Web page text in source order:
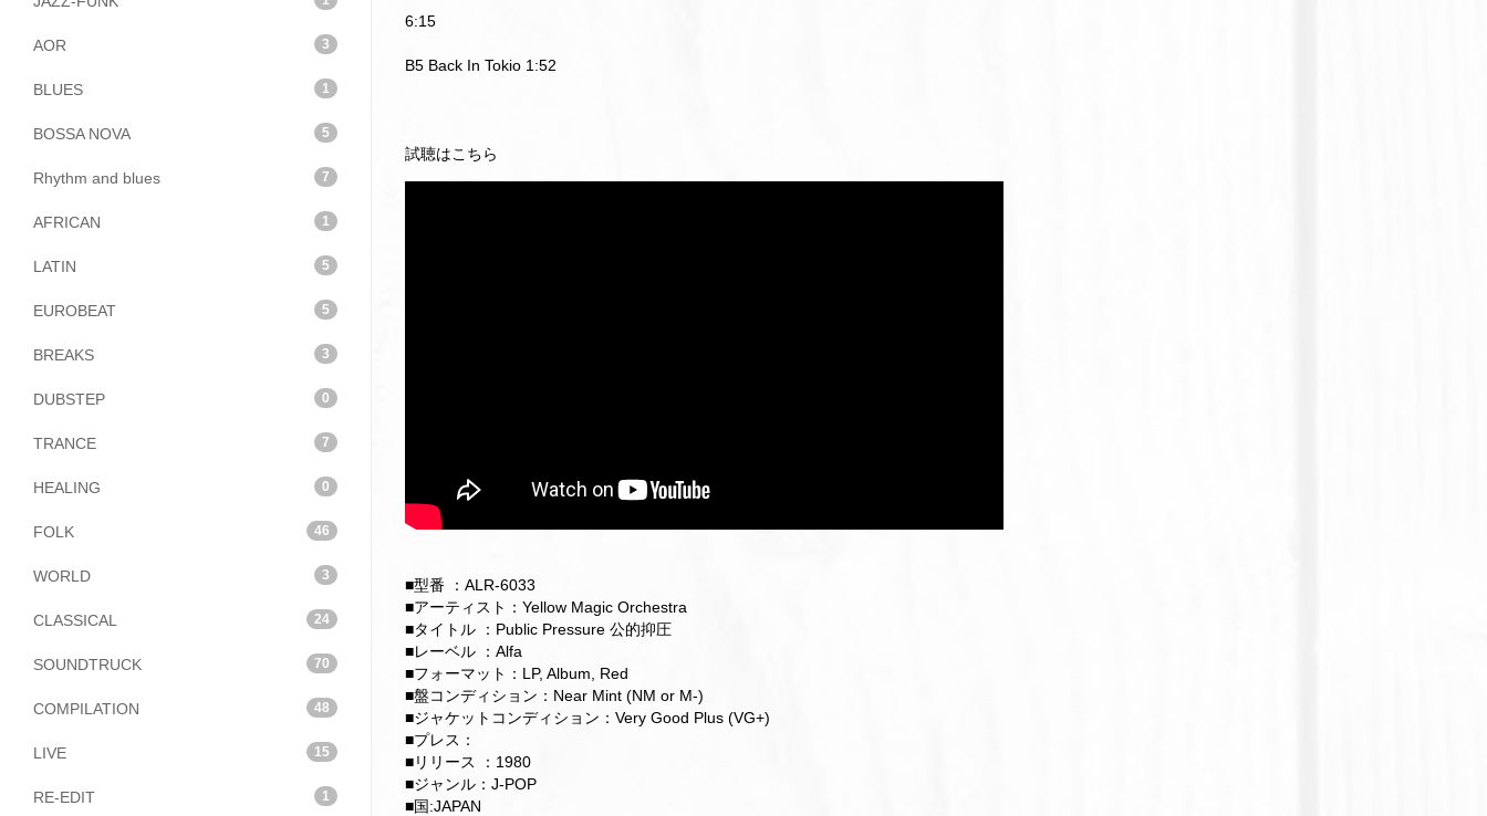
AOR 3
BLUES 1
BOSSA NOVA 5
Rhythm and blues 7
AFRICAN 1
LATIN 5
EUROBEAT 5
BREAKS 3
DUBSTEP 0
TRANCE 7
HEALING 0
FOLK 46
WORLD 3
CLASSICAL 24
SOUNDTRUCK 70
COMPILATION 48
LIVE 15
RE-EDIT 1
6:15
B5 Back In Tokio 1:52
試聴はこちら
■型番 ：ALR-6033
■アーティスト：Yellow Magic Orchestra
■タイトル ：Public Pressure 公的抑圧
■レーベル ：Alfa
■フォーマット：LP, Album, Red
■盤コンディション：Near Mint (NM or M-)
■ジャケットコンディション：Very Good Plus (VG+)
■プレス：
■リリース ：1980
■ジャンル：J-POP
■国:JAPAN